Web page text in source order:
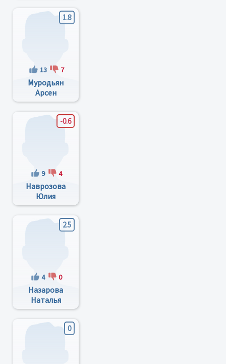
1.8
13 7
Муродьян
Арсен
Олегович
-0.6
9 4
Наврозова
Юлия
Александровна
2.5
4 0
Назарова
Наталья
Леонидовна
0